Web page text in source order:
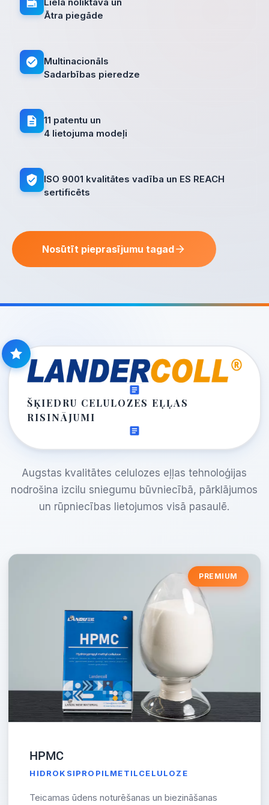
Ātra piegāde
Multinacionāls
Sadarbības pieredze
11 patentu un
4 lietojuma modeļi
ISO 9001 kvalitātes vadība un ES REACH
sertificēts
Nosūtīt pieprasījumu tagad
ŠĶIEDRU CELULOZES EĻĻAS
RISINĀJUMI
Augstas kvalitātes celulozes eļļas tehnoloģijas
nodrošina izcilu sniegumu būvniecībā, pārklājumos
un rūpniecības lietojumos visā pasaulē.
PREMIUM
HPMC
HIDROKSIPROPILMETILCELULOZE
Teicamas ūdens noturēšanas un biezināšanas